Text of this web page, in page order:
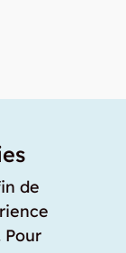
meuble?
de
Pour